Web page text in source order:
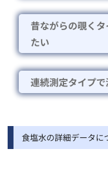
昔ながらの覗く
たい
連続測定タイプ
食塩水の詳細データに